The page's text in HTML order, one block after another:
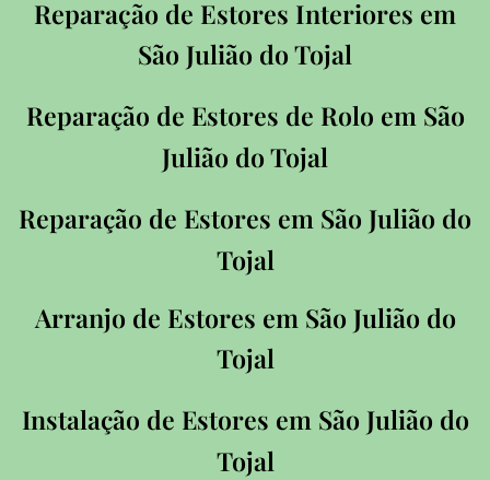
Reparação de Estores Interiores em
São Julião do Tojal
Reparação de Estores de Rolo em São
Julião do Tojal
Reparação de Estores em São Julião do
Tojal
Arranjo de Estores em São Julião do
Tojal
Instalação de Estores em São Julião do
Tojal